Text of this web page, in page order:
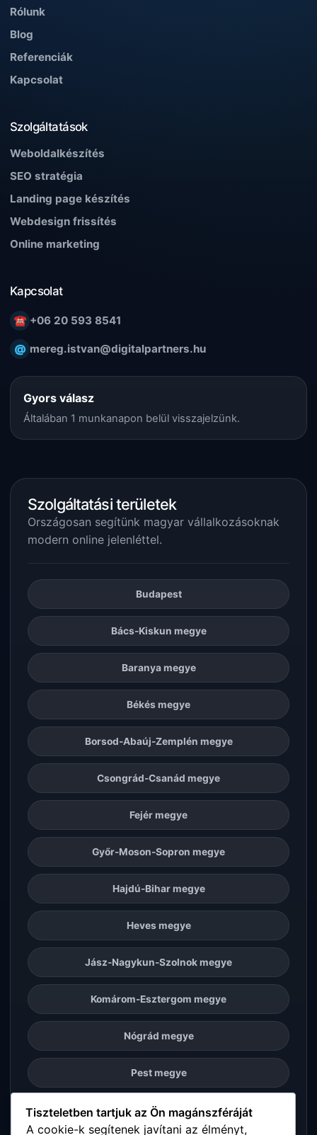
Rólunk
Blog
Referenciák
Kapcsolat
Szolgáltatások
Weboldalkészítés
SEO stratégia
Landing page készítés
Webdesign frissítés
Online marketing
Kapcsolat
☎ +06 20 593 8541
@ mereg.istvan@digitalpartners.hu
Gyors válasz
Általában 1 munkanapon belül visszajelzünk.
Szolgáltatási területek
Országosan segítünk magyar vállalkozásoknak
modern online jelenléttel.
Budapest
Bács-Kiskun megye
Baranya megye
Békés megye
Borsod-Abaúj-Zemplén megye
Csongrád-Csanád megye
Fejér megye
Győr-Moson-Sopron megye
Hajdú-Bihar megye
Heves megye
Jász-Nagykun-Szolnok megye
Komárom-Esztergom megye
Nógrád megye
Pest megye
Somogy megye
Tiszteletben tartjuk az Ön magánszféráját
A cookie-k segítenek javítani az élményt,